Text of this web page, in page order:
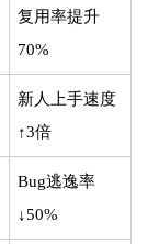
复用率提升
70%
新人上手速度
↑3倍
Bug逃逸率
↓50%